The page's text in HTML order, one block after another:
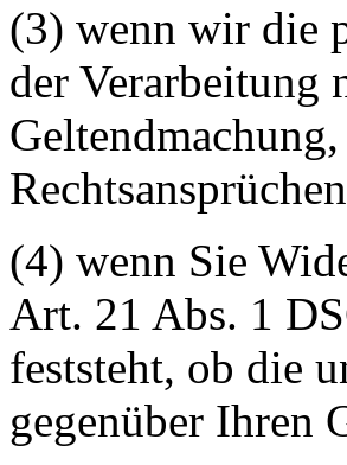
(3) wenn wir die
der Verarbeitung
(4) wenn Sie
Art. 21 Abs. 1
feststeht, ob die
gegenüber Ihren